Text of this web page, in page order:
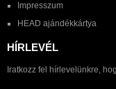
Impresszum
HEAD ajándékkártya
HÍRLEVÉL
Iratkozz fel hírlevelünkre,